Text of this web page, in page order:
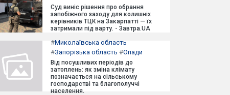
Суд виніс рішення про обрання
запобіжного заходу для колишніх
керівників ТЦК на Закарпатті — їх
затримали під варту. - Завтра.UA
#Миколаївська область
#Запорізька область #Опади
Від посушливих періодів до
затоплень: як зміна клімату
позначається на сільському
господарстві та благополуччі
населення.